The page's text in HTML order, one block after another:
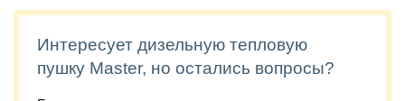
Интересует дизельную тепловую
пушку Master, но остались вопросы?